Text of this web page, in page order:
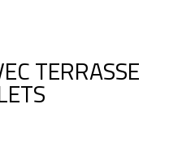
TERRASSE